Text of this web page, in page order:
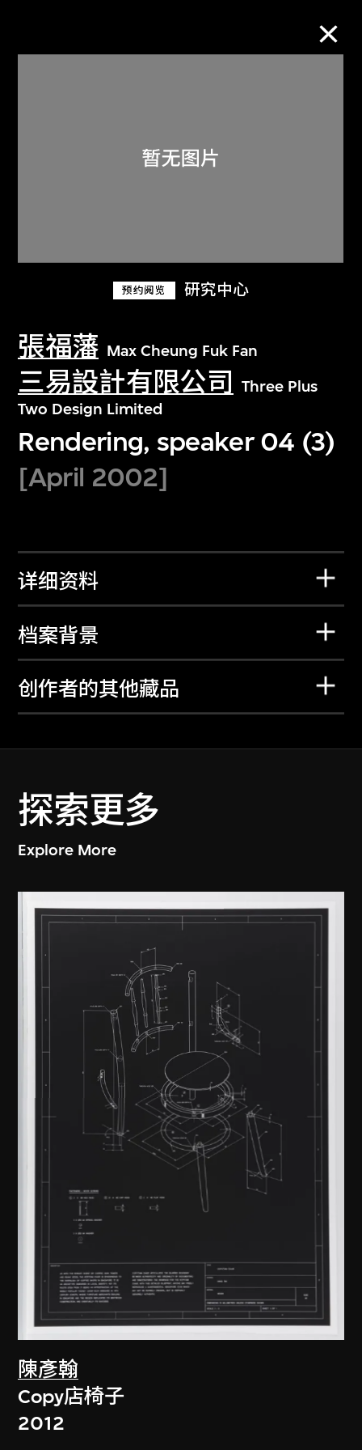
预约阅览 研究中心
張福藩 Max Cheung Fuk Fan
三易設計有限公司
Three Plus
Two Design Limited
Rendering, speaker 04 (3)
[April 2002]
详细资料
档案背景
创作者的其他藏品
探索更多
Explore More
陳彥翰
Copy店椅子
2012
关于M+藏品
探索世界顶级的二十及二十一世纪视觉
文化藏品。